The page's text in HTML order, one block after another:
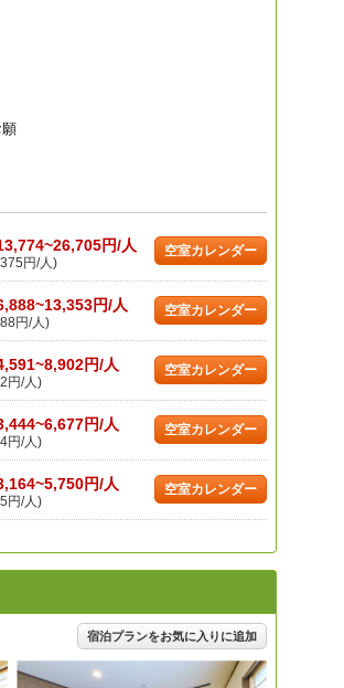
円/人
円/人)
空室カレンダー
円/人
円/人)
空室カレンダー
円/人
円/人)
空室カレンダー
円/人
円/人)
空室カレンダー
円/人
円/人)
空室カレンダー
宿泊プランをお気に入りに追加